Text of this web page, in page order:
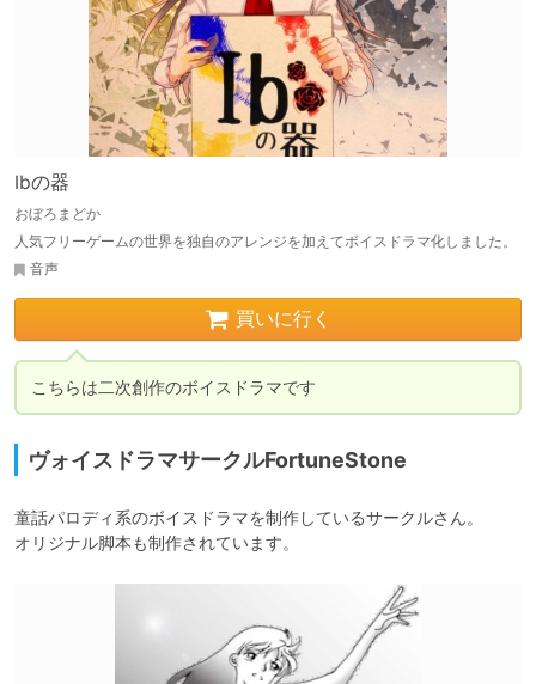
Ibの器
おぼろまどか
人気フリーゲームの世界を独自のアレンジを加えてボイスドラマ化しました。
音声
買いに行く
こちらは二次創作のボイスドラマです
ヴォイスドラマサークルFortuneStone
童話パロディ系のボイスドラマを制作しているサークルさん。
オリジナル脚本も制作されています。